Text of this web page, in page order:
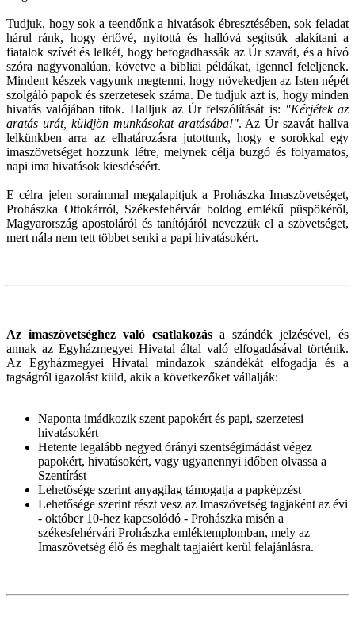
Tudjuk, hogy sok a teendőnk a hivatások ébresztésében, sok feladat
hárul ránk, hogy értővé, nyitottá és hallóvá segítsük alakítani a
fiatalok szívét és lelkét, hogy befogadhassák az Úr szavát, és a hívó
szóra nagyvonalúan, követve a bibliai példákat, igennel feleljenek.
Mindent készek vagyunk megtenni, hogy növekedjen az Isten népét
szolgáló papok és szerzetesek száma. De tudjuk azt is, hogy minden
hivatás valójában titok. Halljuk az Úr felszólítását is: "Kérjétek az
aratás urát, küldjön munkásokat aratásába!". Az Úr szavát hallva
lelkünkben arra az elhatározásra jutottunk, hogy e sorokkal egy
imaszövetséget hozzunk létre, melynek célja buzgó és folyamatos,
napi ima hivatások kiesdéséért.
E célra jelen soraimmal megalapítjuk a Prohászka Imaszövetséget,
Prohászka Ottokárról, Székesfehérvár boldog emlékű püspökéről,
Magyarország apostoláról és tanítójáról nevezzük el a szövetséget,
mert nála nem tett többet senki a papi hivatásokért.
Az imaszövetséghez való csatlakozás a szándék jelzésével, és
annak az Egyházmegyei Hivatal által való elfogadásával történik.
Az Egyházmegyei Hivatal mindazok szándékát elfogadja és a
tagságról igazolást küld, akik a következőket vállalják:
Naponta imádkozik szent papokért és papi, szerzetesi
hivatásokért
Hetente legalább negyed órányi szentségimádást végez
papokért, hivatásokért, vagy ugyanennyi időben olvassa a
Szentírást
Lehetősége szerint anyagilag támogatja a papképzést
Lehetősége szerint részt vesz az Imaszövetség tagjaként az évi
- október 10-hez kapcsolódó - Prohászka misén a
székesfehérvári Prohászka emléktemplomban, mely az
Imaszövetség élő és meghalt tagjaiért kerül felajánlásra.